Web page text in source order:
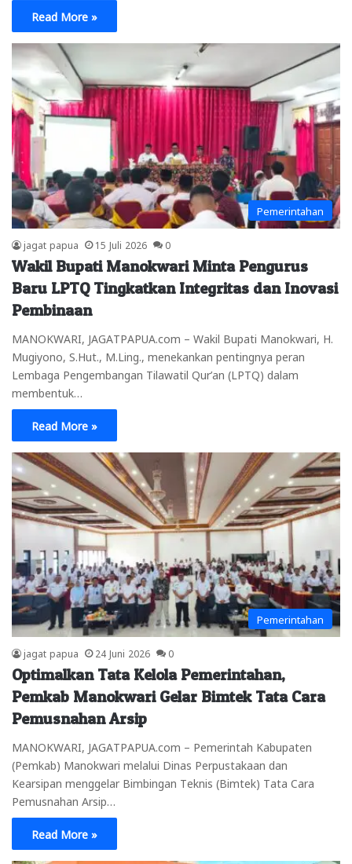
Read More »
Pemerintahan
jagat papua 15 Juli 2026 0
Wakil Bupati Manokwari Minta Pengurus
Baru LPTQ Tingkatkan Integritas dan Inovasi
Pembinaan
MANOKWARI, JAGATPAPUA.com – Wakil Bupati Manokwari, H.
Mugiyono, S.Hut., M.Ling., menekankan pentingnya peran
Lembaga Pengembangan Tilawatil Qur’an (LPTQ) dalam
membentuk…
Read More »
Pemerintahan
jagat papua 24 Juni 2026 0
Optimalkan Tata Kelola Pemerintahan,
Pemkab Manokwari Gelar Bimtek Tata Cara
Pemusnahan Arsip
MANOKWARI, JAGATPAPUA.com – Pemerintah Kabupaten
(Pemkab) Manokwari melalui Dinas Perpustakaan dan
Kearsipan menggelar Bimbingan Teknis (Bimtek) Tata Cara
Pemusnahan Arsip…
Read More »